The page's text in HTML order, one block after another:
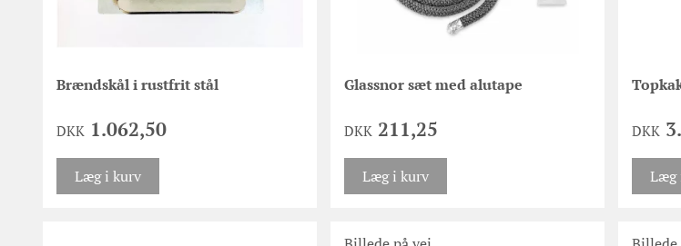
Brændskål i rustfrit stål
DKK 1.062,50
Læg i kurv
Glassnor sæt med alutape
DKK 211,25
Læg i kurv
DKK
Læg